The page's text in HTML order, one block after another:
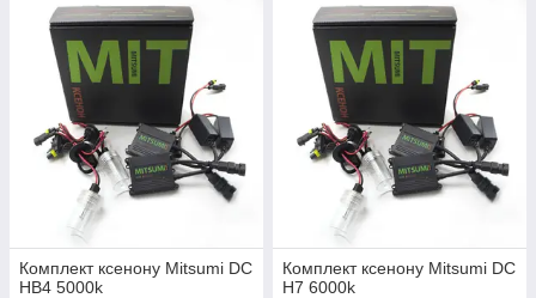
Комплект ксенону Mitsumi DC
HВ4 5000k
Комплект ксенону Mitsumi DC
H7 6000k